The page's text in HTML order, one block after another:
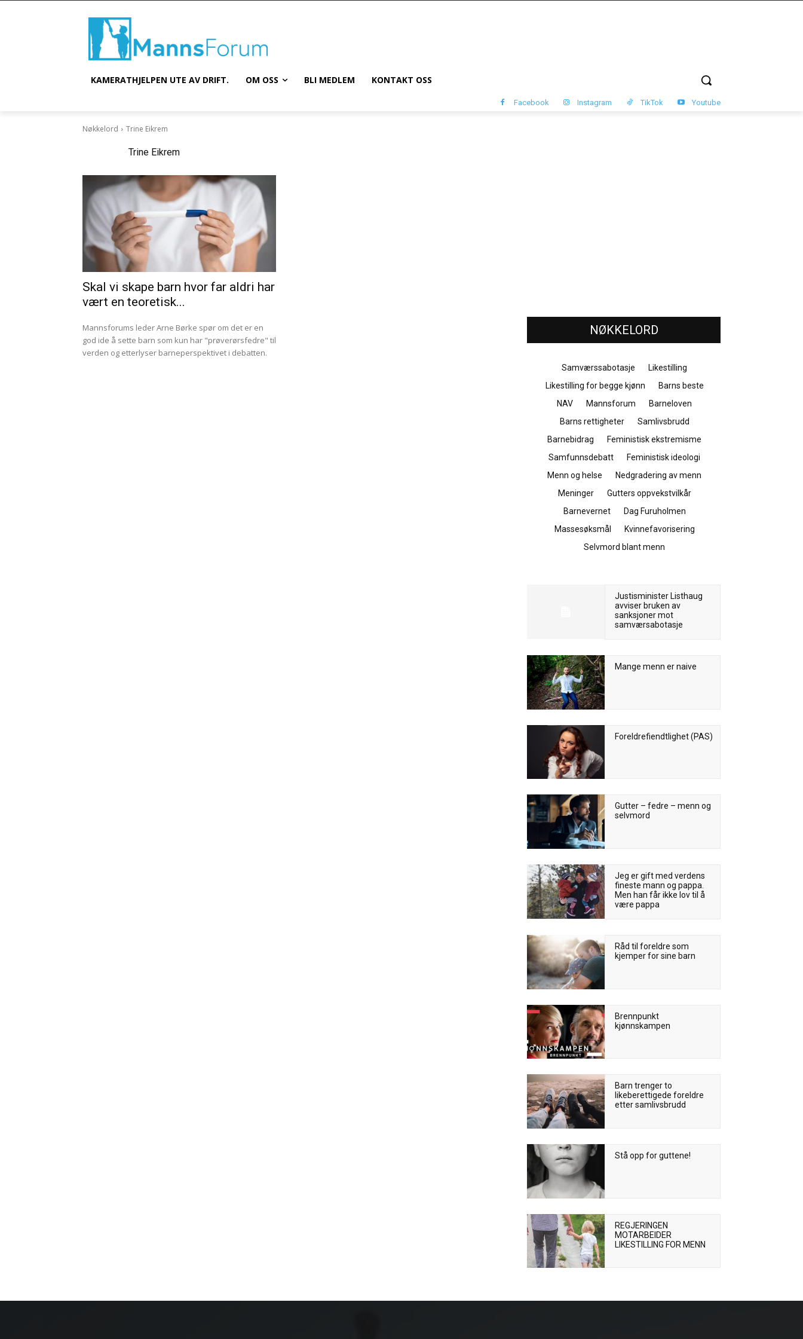
KAMERATHJELPEN UTE AV DRIFT. OM OSS BLI MEDLEM KONTAKT OSS
Facebook Instagram TikTok Youtube
Nøkkelord Trine Eikrem
Trine Eikrem
Skal vi skape barn hvor far aldri har
vært en teoretisk...
Mannsforums leder Arne Børke spør om det er en
god ide å sette barn som kun har "prøverørsfedre" til
verden og etterlyser barneperspektivet i debatten.
NØKKELORD
Samværssabotasje
Likestilling
Likestilling for begge kjønn
Barns beste
NAV
Mannsforum
Barneloven
Barns rettigheter
Samlivsbrudd
Barnebidrag
Feministisk ekstremisme
Samfunnsdebatt
Feministisk ideologi
Menn og helse
Nedgradering av menn
Meninger
Gutters oppvekstvilkår
Barnevernet
Dag Furuholmen
Massesøksmål
Kvinnefavorisering
Selvmord blant menn
Justisminister Listhaug
avviser bruken av
sanksjoner mot
samværsabotasje
Mange menn er naive
Foreldrefiendtlighet (PAS)
Gutter – fedre – menn og
selvmord
Jeg er gift med verdens
fineste mann og pappa.
Men han får ikke lov til å
være pappa
Råd til foreldre som
kjemper for sine barn
Brennpunkt
kjønnskampen
Barn trenger to
likeberettigede foreldre
etter samlivsbrudd
Stå opp for guttene!
REGJERINGEN
MOTARBEIDER
LIKESTILLING FOR MENN